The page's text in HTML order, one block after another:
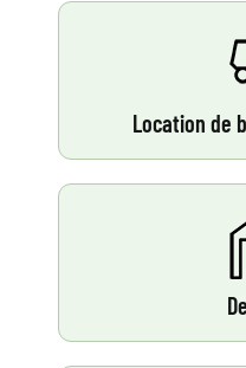
Location de